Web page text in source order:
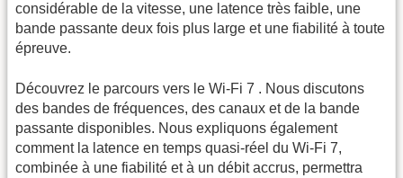
considérable de la vitesse, une latence très faible, une
bande passante deux fois plus large et une fiabilité à toute
épreuve.
Découvrez le parcours vers le Wi-Fi 7 . Nous discutons
des bandes de fréquences, des canaux et de la bande
passante disponibles. Nous expliquons également
comment la latence en temps quasi-réel du Wi-Fi 7,
combinée à une fiabilité et à un débit accrus, permettra